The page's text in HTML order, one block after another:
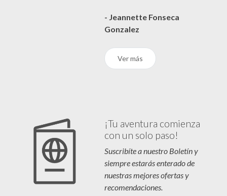
- Jeannette Fonseca
Gonzalez
Ver más
¡Tu aventura comienza
con un solo paso!
Suscribíte a nuestro Boletín y
siempre estarás enterado de
nuestras mejores ofertas y
recomendaciones.